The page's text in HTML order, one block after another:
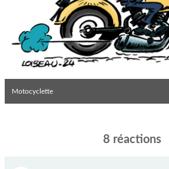
Motocyclette
8 réactions